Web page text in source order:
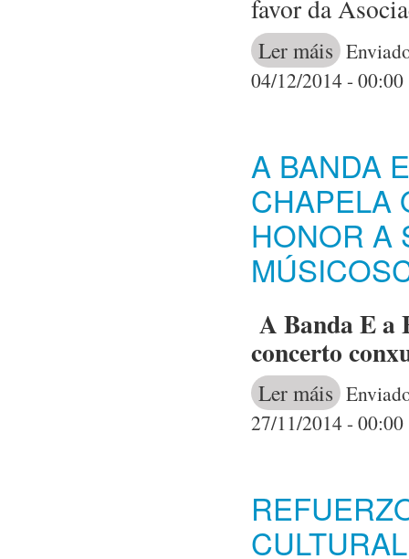
favor da
Ler máis acerca de O
FAGA A
CULTURAL
04/12/2014 - 00:00
A BANDA
CHAPELA
HONOR A
A Banda E a
concerto
Ler máis acerca de A
dos
27/11/2014 - 00:00